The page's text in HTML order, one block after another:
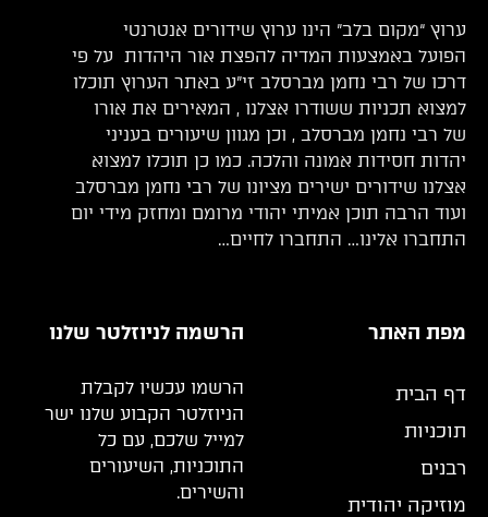
ערוץ “מקום בלב” הינו ערוץ שידורים אנטרנטי
הפועל באמצעות המדיה להפצת אור היהדות על פי
דרכו של רבי נחמן מברסלב זי”ע באתר הערוץ תוכלו
למצוא תכניות ששודרו אצלנו , המאירים את אורו
של רבי נחמן מברסלב , וכן מגוון שיעורים בעניני
יהדות חסידות אמונה והלכה. כמו כן תוכלו למצוא
אצלנו שידורים ישירים מציונו של רבי נחמן מברסלב
ועוד הרבה תוכן אמיתי יהודי מרומם ומחזק מידי יום
התחברו אלינו… התחברו לחיים…
מפת האתר
דף הבית
תוכניות
רבנים
מוזיקה יהודית
הרשמה לניוזלטר שלנו
הרשמו עכשיו לקבלת
הניוזלטר הקבוע שלנו ישר
למייל שלכם, עם כל
התוכניות, השיעורים
והשירים.